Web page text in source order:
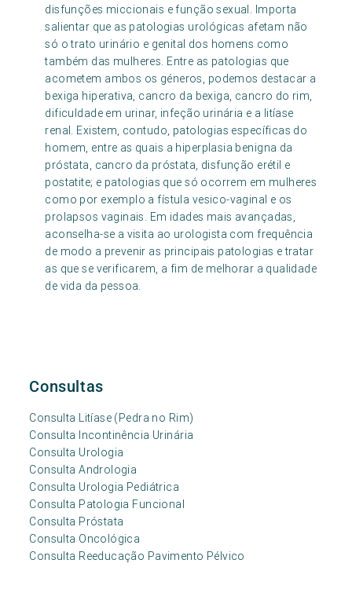
disfunções miccionais e função sexual. Importa
salientar que as patologias urológicas afetam não
só o trato urinário e genital dos homens como
também das mulheres. Entre as patologias que
acometem ambos os géneros, podemos destacar a
bexiga hiperativa, cancro da bexiga, cancro do rim,
dificuldade em urinar, infeção urinária e a litíase
renal. Existem, contudo, patologias específicas do
homem, entre as quais a hiperplasia benigna da
próstata, cancro da próstata, disfunção erétil e
postatite; e patologias que só ocorrem em mulheres
como por exemplo a fístula vesico-vaginal e os
prolapsos vaginais. Em idades mais avançadas,
aconselha-se a visita ao urologista com frequência
de modo a prevenir as principais patologias e tratar
as que se verificarem, a fim de melhorar a qualidade
de vida da pessoa.
Consultas
Consulta Litíase (Pedra no Rim)
Consulta Incontinência Urinária
Consulta Urologia
Consulta Andrologia
Consulta Urologia Pediátrica
Consulta Patologia Funcional
Consulta Próstata
Consulta Oncológica
Consulta Reeducação Pavimento Pélvico